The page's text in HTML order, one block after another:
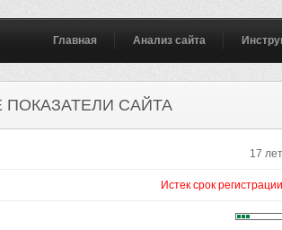
Главная Анализ сайта
САЙТА
17 лет
Истек срок регистрации